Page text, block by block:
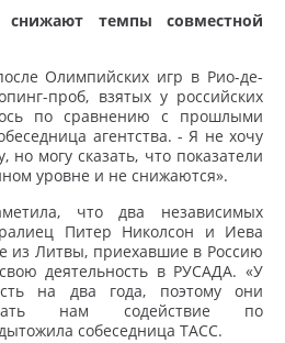
темпы совместной
Олимпийских игр в Рио-де-
проб, взятых у российских
по сравнению с прошлыми
агентства. - Я не хочу
могу сказать, что показатели
уровне и не снижаются».
что два независимых
Питер Николсон и Иева
из Литвы, приехавшие в Россию
деятельность в РУСАДА. «У
на два года, поэтому они
нам содействие по
собеседница ТАСС.